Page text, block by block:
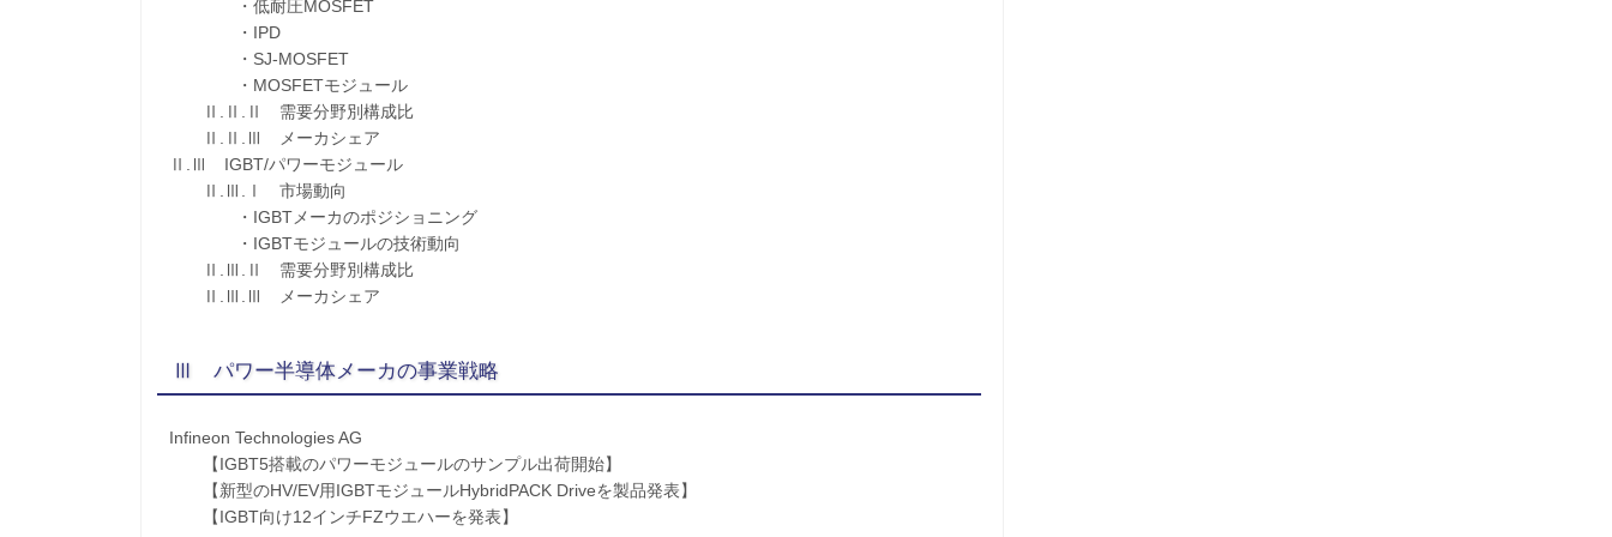
・低耐圧MOSFET
・IPD
・SJ-MOSFET
・MOSFETモジュール
Ⅱ.Ⅱ.Ⅱ 需要分野別構成比
Ⅱ.Ⅱ.Ⅲ メーカシェア
Ⅱ.Ⅲ IGBT/パワーモジュール
Ⅱ.Ⅲ.Ⅰ 市場動向
・IGBTメーカのポジショニング
・IGBTモジュールの技術動向
Ⅱ.Ⅲ.Ⅱ 需要分野別構成比
Ⅱ.Ⅲ.Ⅲ メーカシェア
Ⅲ パワー半導体メーカの事業戦略
Infineon Technologies AG
【IGBT5搭載のパワーモジュールのサンプル出荷開始】
【新型のHV/EV用IGBTモジュールHybridPACK Driveを製品発表】
【IGBT向け12インチFZウエハーを発表】